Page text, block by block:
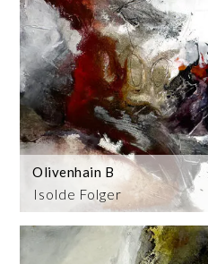
Isolde Folger
Olivenhain B